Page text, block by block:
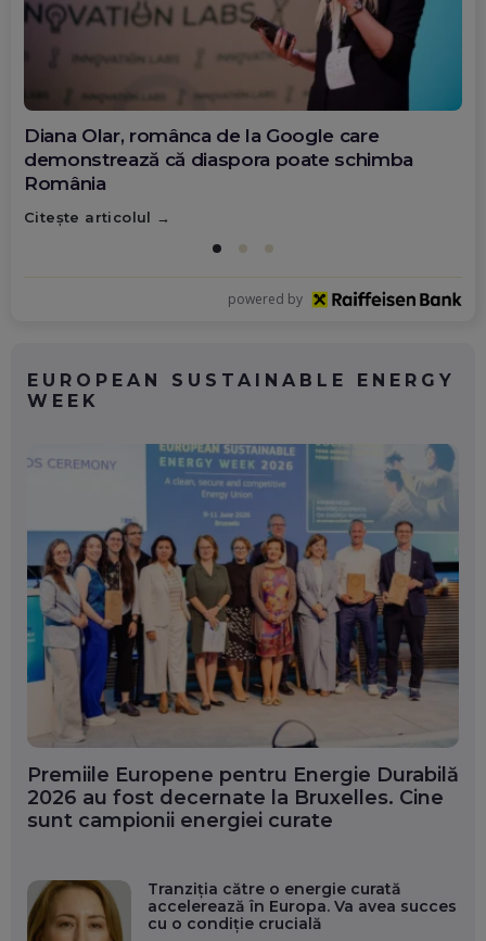
Diana Olar, românca de la Google care
demonstrează că diaspora poate schimba
România
Citește articolul
powered by
EUROPEAN SUSTAINABLE ENERGY
WEEK
Premiile Europene pentru Energie Durabilă
2026 au fost decernate la Bruxelles. Cine
sunt campionii energiei curate
Tranziția către o energie curată
accelerează în Europa. Va avea succes
cu o condiție crucială